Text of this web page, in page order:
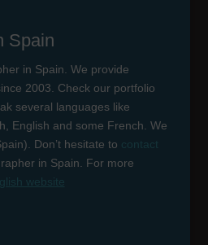
Spain
in Spain. We provide
2003. Check our portfolio
several languages like
English and some French. We
Don’t hesitate to contact
in Spain. For more
website